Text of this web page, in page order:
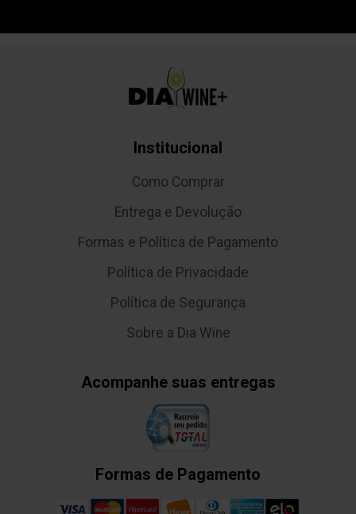
Institucional
Como Comprar
Entrega e Devolução
Formas e Política de Pagamento
Política de Privacidade
Política de Segurança
Sobre a Dia Wine
Acompanhe suas entregas
Formas de Pagamento